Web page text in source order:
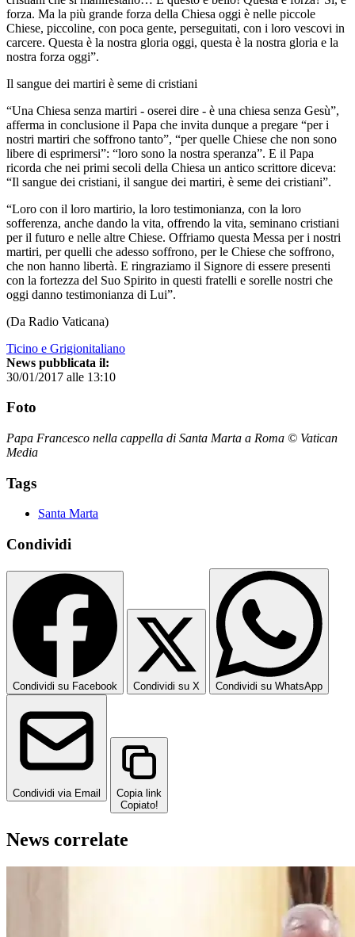
forza. Ma la più grande forza della Chiesa oggi è nelle piccole
Chiese, piccoline, con poca gente, perseguitati, con i loro vescovi in
carcere. Questa è la nostra gloria oggi, questa è la nostra gloria e la
nostra forza oggi”.
Il sangue dei martiri è seme di cristiani
“Una Chiesa senza martiri - oserei dire - è una chiesa senza Gesù”,
afferma in conclusione il Papa che invita dunque a pregare “per i
nostri martiri che soffrono tanto”, “per quelle Chiese che non sono
libere di esprimersi”: “loro sono la nostra speranza”. E il Papa
ricorda che nei primi secoli della Chiesa un antico scrittore diceva:
“Il sangue dei cristiani, il sangue dei martiri, è seme dei cristiani”.
“Loro con il loro martirio, la loro testimonianza, con la loro
sofferenza, anche dando la vita, offrendo la vita, seminano cristiani
per il futuro e nelle altre Chiese. Offriamo questa Messa per i nostri
martiri, per quelli che adesso soffrono, per le Chiese che soffrono,
che non hanno libertà. E ringraziamo il Signore di essere presenti
con la fortezza del Suo Spirito in questi fratelli e sorelle nostri che
oggi danno testimonianza di Lui”.
(Da Radio Vaticana)
Ticino e Grigionitaliano
News pubblicata il:
30/01/2017 alle 13:10
Foto
Papa Francesco nella cappella di Santa Marta a Roma © Vatican
Media
Tags
Santa Marta
Condividi
Condividi su Facebook Condividi su X Condividi su WhatsApp
Condividi via Email
Copia link
Copiato!
News correlate